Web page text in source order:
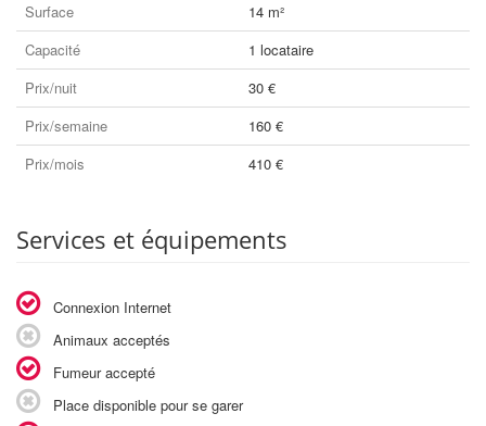
Surface
14 m²
Capacité
1 locataire
Prix/nuit
30 €
Prix/semaine
160 €
Prix/mois
410 €
Services et équipements
Connexion Internet
Animaux acceptés
Fumeur accepté
Place disponible pour se garer